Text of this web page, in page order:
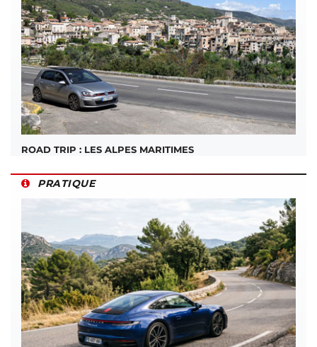
ROAD TRIP : LES ALPES MARITIMES
PRATIQUE